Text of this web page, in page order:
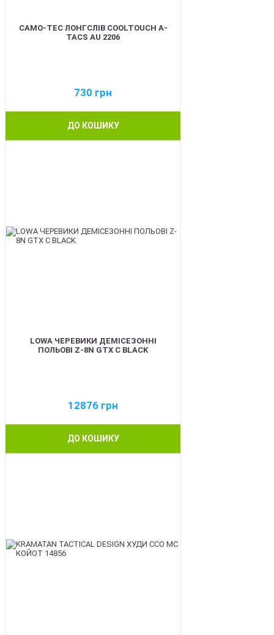
CAMO-TEC ЛОНГСЛІВ COOLTOUCH A-
TACS AU 2206
730 грн
ДО КОШИКУ
LOWA ЧЕРЕВИКИ ДЕМІСЕЗОННІ
ПОЛЬОВІ Z-8N GTX C BLACK
12876 грн
ДО КОШИКУ